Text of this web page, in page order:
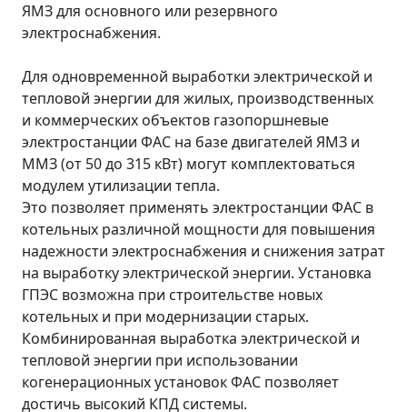
ЯМЗ для основного или резервного
электроснабжения.
Для одновременной выработки электрической и
тепловой энергии для жилых, производственных
и коммерческих объектов газопоршневые
электростанции ФАС на базе двигателей ЯМЗ и
ММЗ (от 50 до 315 кВт) могут комплектоваться
модулем утилизации тепла.
Это позволяет применять электростанции ФАС в
котельных различной мощности для повышения
надежности электроснабжения и снижения затрат
на выработку электрической энергии. Установка
ГПЭС возможна при строительстве новых
котельных и при модернизации старых.
Комбинированная выработка электрической и
тепловой энергии при использовании
когенерационных установок ФАС позволяет
достичь высокий КПД системы.